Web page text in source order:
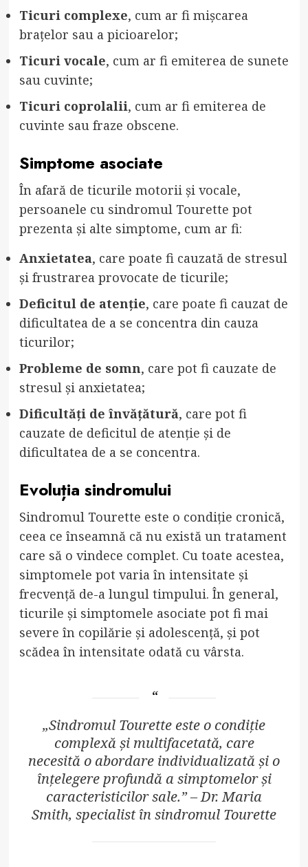
Ticuri complexe, cum ar fi mișcarea
brațelor sau a picioarelor;
Ticuri vocale, cum ar fi emiterea de sunete
sau cuvinte;
Ticuri coprolalii, cum ar fi emiterea de
cuvinte sau fraze obscene.
Simptome asociate
În afară de ticurile motorii și vocale,
persoanele cu sindromul Tourette pot
prezenta și alte simptome, cum ar fi:
Anxietatea, care poate fi cauzată de stresul
și frustrarea provocate de ticurile;
Deficitul de atenție, care poate fi cauzat de
dificultatea de a se concentra din cauza
ticurilor;
Probleme de somn, care pot fi cauzate de
stresul și anxietatea;
Dificultăți de învățătură, care pot fi
cauzate de deficitul de atenție și de
dificultatea de a se concentra.
Evoluția sindromului
Sindromul Tourette este o condiție cronică,
ceea ce înseamnă că nu există un tratament
care să o vindece complet. Cu toate acestea,
simptomele pot varia în intensitate și
frecvență de-a lungul timpului. În general,
ticurile și simptomele asociate pot fi mai
severe în copilărie și adolescență, și pot
scădea în intensitate odată cu vârsta.
„Sindromul Tourette este o condiție
complexă și multifacetată, care
necesită o abordare individualizată și o
înțelegere profundă a simptomelor și
caracteristicilor sale.” – Dr. Maria
Smith, specialist în sindromul Tourette